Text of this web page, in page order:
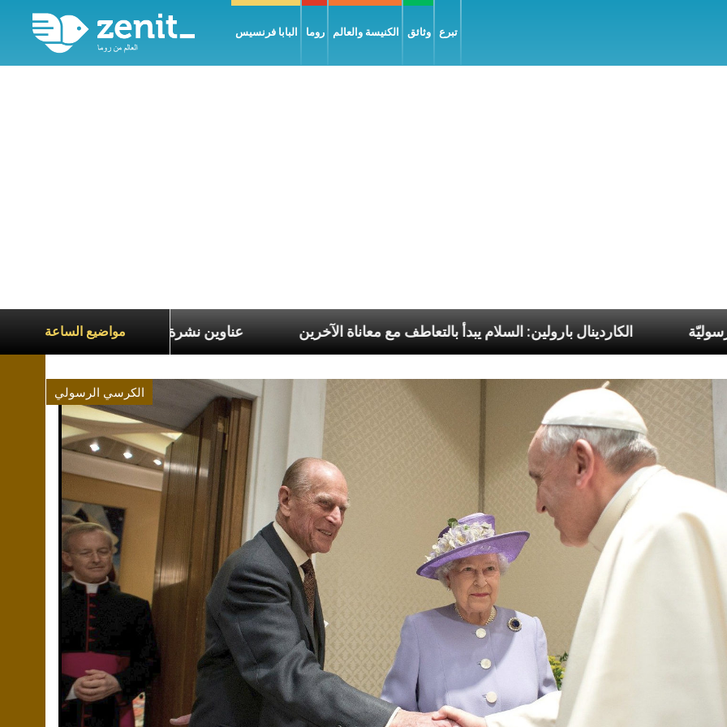
البابا فرنسيس روما الكنيسة والعالم وثائق تبرع
مواضيع الساعة
عناوين نشرة يوم الجمعة 7 آب 2026: السلام يُبنى بصبر يومًا بعد يوم الكاردينال بارولين: السلام يبدأ بالتعاطف مع معاناة الآخرين البابا الرسوليّة
الكرسي الرسولي